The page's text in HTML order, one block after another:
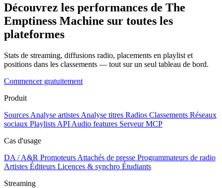
Découvrez les performances de The
Emptiness Machine sur toutes les
plateformes
Stats de streaming, diffusions radio, placements en playlist et
positions dans les classements — tout sur un seul tableau de bord.
Commencer gratuitement
Produit
Sources Analyse artistes Analyse titres Radios Classements Réseaux
sociaux Playlists API Audio features Serveur MCP
Cas d'usage
DA / A&R Promoteurs Attachés de presse Programmateurs de radio
Artistes Éditeurs Licences & synchro Étudiants
Streaming